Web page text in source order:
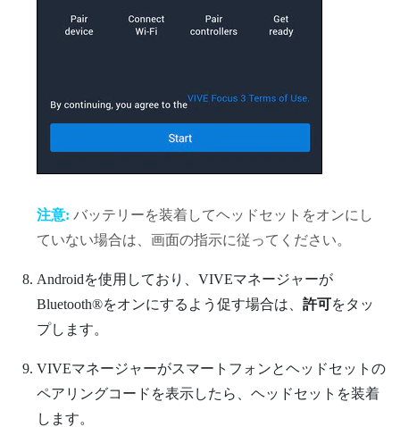
注意: バッテリーを装着してヘッドセットをオンにし
ていない場合は、画面の指示に従ってください。
Androidを使用しており、 VIVEマネージャーが
Bluetooth®をオンにするよう促す場合は、 許可をタッ
プします。
VIVEマネージャーがスマートフォンとヘッドセットの
ペアリングコードを表示したら、ヘッドセットを装着
します。